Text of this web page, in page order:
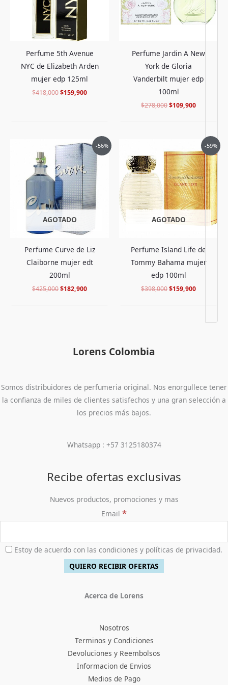
Perfume 5th Avenue
NYC de Elizabeth Arden
mujer edp 125ml
$418,000$159,900
Perfume Jardin A New
York de Gloria
Vanderbilt mujer edp
100ml
$278,000$109,900
-56%
AGOTADO
Perfume Curve de Liz
Claiborne mujer edt
200ml
$425,000
precio
original
era:
$425,000.
$182,900
El
precio
actual
es:
$182,900.
-59%
AGOTADO
Perfume Island Life de
Tommy Bahama mujer
edp 100ml
$398,000
precio
original
era:
$398,000.
$159,900
precio
actual
es:
$159,900.
Lorens Colombia
Somos distribuidores de perfumeria original. Nos enorgullece tener
la confianza de miles de clientes satisfechos y una gran selección a
los precios más bajos.
Whatsapp : +57 3125180374
Recibe ofertas exclusivas
Nuevos productos, promociones y mas
Email *
Estoy de acuerdo con las condiciones y políticas de privacidad.
Acerca de Lorens
Nosotros
Terminos y Condiciones
Devoluciones y Reembolsos
Informacion de Envios
Medios de Pago